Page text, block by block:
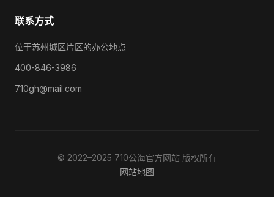
联系方式
位于苏州城区片区的办公地点
400-846-3986
710gh@mail.com
© 2022–2025 710公海官方网站 版权所有
网站地图